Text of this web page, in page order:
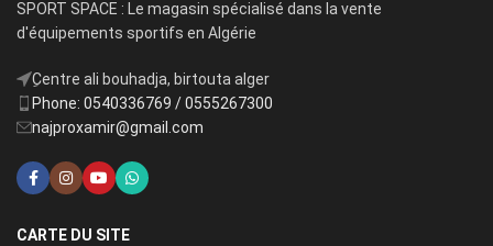
SPORT SPACE : Le magasin spécialisé dans la vente
d'équipements sportifs en Algérie
ِCentre ali bouhadja, birtouta alger
Phone: 0540336769 / 0555267300
najproxamir@gmail.com
CARTE DU SITE